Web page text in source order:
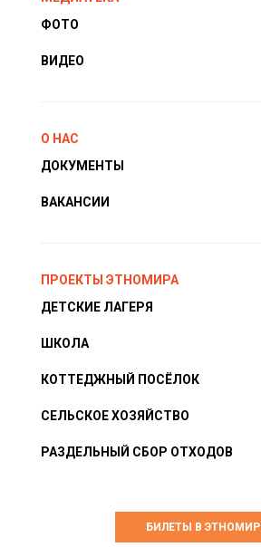
ФОТО
ВИДЕО
О НАС
ДОКУМЕНТЫ
ВАКАНСИИ
ПРОЕКТЫ ЭТНОМИРА
ДЕТСКИЕ ЛАГЕРЯ
ШКОЛА
КОТТЕДЖНЫЙ ПОСЁЛОК
СЕЛЬСКОЕ ХОЗЯЙСТВО
РАЗДЕЛЬНЫЙ СБОР ОТХОДОВ
БИЛЕТЫ В ЭТНОМИР